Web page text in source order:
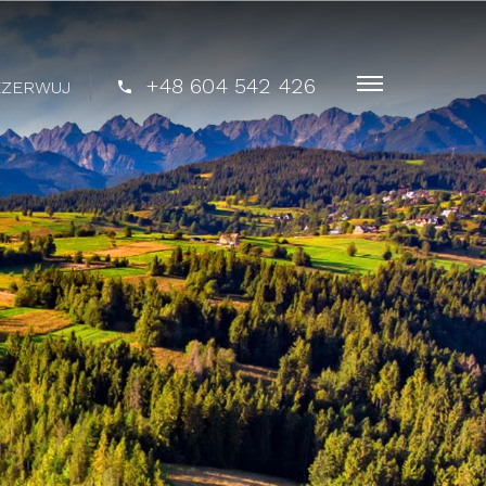
+48 604 542 426